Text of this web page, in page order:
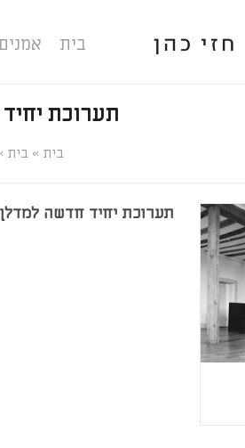
בית
תערוכת
»
תערוכת יחיד חדשה